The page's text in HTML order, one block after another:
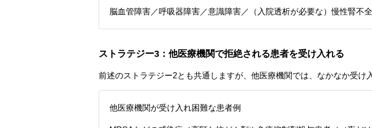
脳血管障害／呼吸器障害／意識障害／（入院透析が必要な）慢性腎不
ストラテジー3：他医療機関で拒絶される患者を受け入れる
前述のストラテジー2とも共通しますが、他医療機関では、なかなか受け
他医療機関が受け入れ困難な患者例